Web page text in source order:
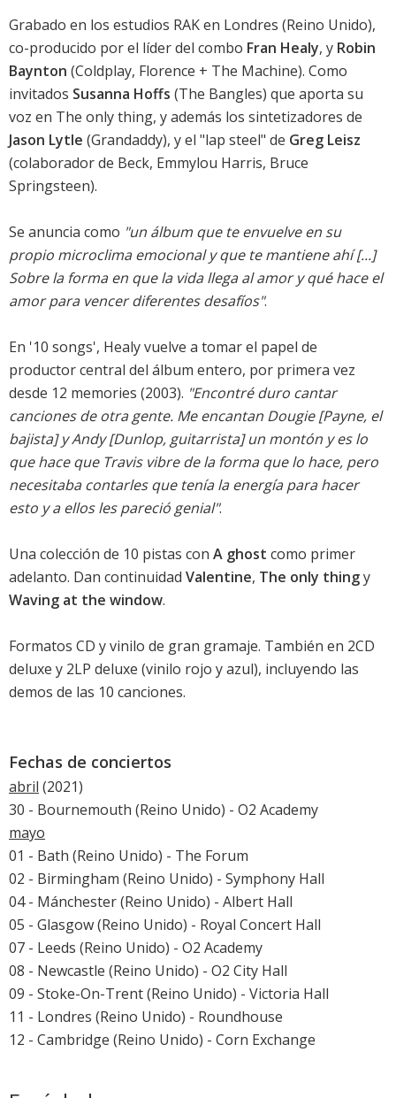
Grabado en los estudios RAK en Londres (Reino Unido),
co-producido por el líder del combo Fran Healy, y Robin
Baynton (Coldplay, Florence + The Machine). Como
invitados Susanna Hoffs (The Bangles) que aporta su
voz en The only thing, y además los sintetizadores de
Jason Lytle (Grandaddy), y el "lap steel" de Greg Leisz
(colaborador de Beck, Emmylou Harris, Bruce
Springsteen).
Se anuncia como "un álbum que te envuelve en su
propio microclima emocional y que te mantiene ahí [...]
Sobre la forma en que la vida llega al amor y qué hace el
amor para vencer diferentes desafíos".
En '10 songs', Healy vuelve a tomar el papel de
productor central del álbum entero, por primera vez
desde 12 memories (2003). "Encontré duro cantar
canciones de otra gente. Me encantan Dougie [Payne, el
bajista] y Andy [Dunlop, guitarrista] un montón y es lo
que hace que Travis vibre de la forma que lo hace, pero
necesitaba contarles que tenía la energía para hacer
esto y a ellos les pareció genial".
Una colección de 10 pistas con A ghost como primer
adelanto. Dan continuidad Valentine, The only thingy
Waving at the window.
Formatos CD y vinilo de gran gramaje. También en 2CD
deluxe y 2LP deluxe (vinilo rojo y azul), incluyendo las
demos de las 10 canciones.
Fechas de conciertos
abril (2021)
30 - Bournemouth (Reino Unido) - O2 Academy
mayo
01 - Bath (Reino Unido) - The Forum
02 - Birmingham (Reino Unido) - Symphony Hall
04 - Mánchester (Reino Unido) - Albert Hall
05 - Glasgow (Reino Unido) - Royal Concert Hall
07 - Leeds (Reino Unido) - O2 Academy
08 - Newcastle (Reino Unido) - O2 City Hall
09 - Stoke-On-Trent (Reino Unido) - Victoria Hall
11 - Londres (Reino Unido) - Roundhouse
12 - Cambridge (Reino Unido) - Corn Exchange